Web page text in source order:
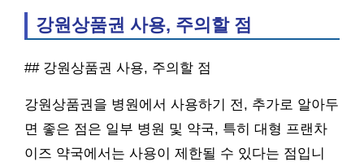
강원상품권 사용, 주의할 점
## 강원상품권 사용, 주의할 점
강원상품권을 병원에서 사용하기 전, 추가로 알아두
면 좋은 점은 일부 병원 및 약국, 특히 대형 프랜차
이즈 약국에서는 사용이 제한될 수 있다는 점입니